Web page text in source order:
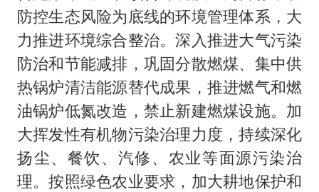
防控生态风险为底线的环境管理体系，大
力推进环境综合整治。深入推进大气污染
防治和节能减排，巩固分散燃煤、集中供
热锅炉清洁能源替代成果，推进燃气和燃
油锅炉低氮改造，禁止新建燃煤设施。加
大挥发性有机物污染治理力度，持续深化
扬尘、餐饮、汽修、农业等面源污染治
理。按照绿色农业要求，加大耕地保护和